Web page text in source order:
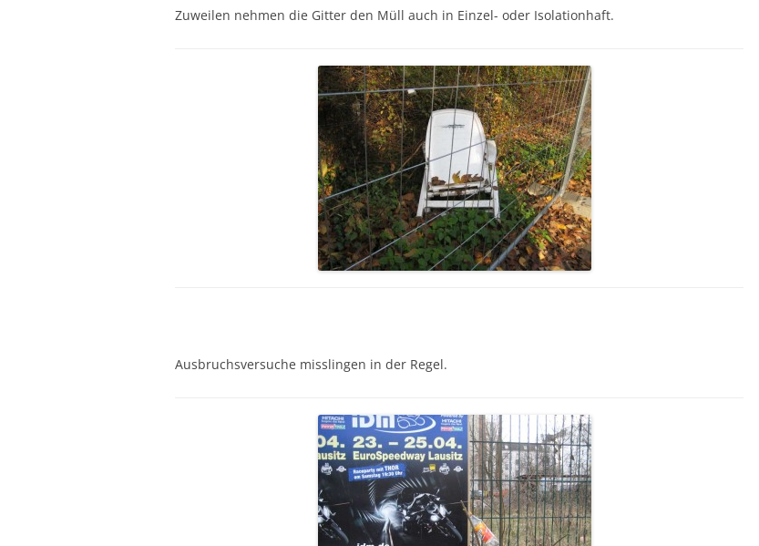
Zuweilen nehmen die Gitter den Müll auch in Einzel- oder Isolationhaft.
Ausbruchsversuche misslingen in der Regel.